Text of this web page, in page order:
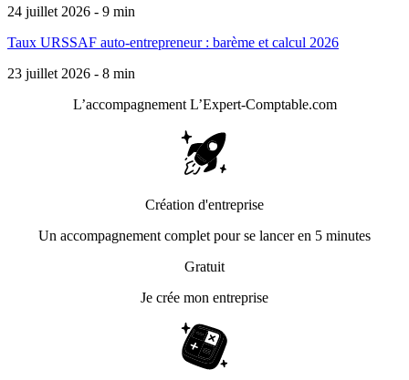
24 juillet 2026 - 9 min
Taux URSSAF auto-entrepreneur : barème et calcul 2026
23 juillet 2026 - 8 min
L’accompagnement L’Expert-Comptable.com
Création d'entreprise
Un accompagnement complet pour se lancer en 5 minutes
Gratuit
Je crée mon entreprise